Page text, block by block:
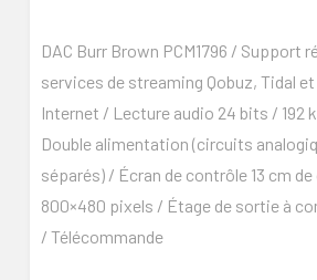
DAC Burr Brown PCM1796 / Support
services de streaming Qobuz, Tidal
Internet / Lecture audio 24 bits / 192
Double alimentation (circuits
séparés) / Écran de contrôle 13 cm
800×480 pixels / Étage de sortie à
/ Télécommande